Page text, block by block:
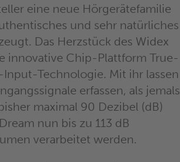
eine neue Hörgerätefamilie
und sehr natürliches
Das Herzstück des Widex
innovative Chip-Plattform True-
Input-Technologie. Mit ihr lassen
erfassen, als jemals
maximal 90 Dezibel (dB)
nun bis zu 113 dB
verarbeitet werden.